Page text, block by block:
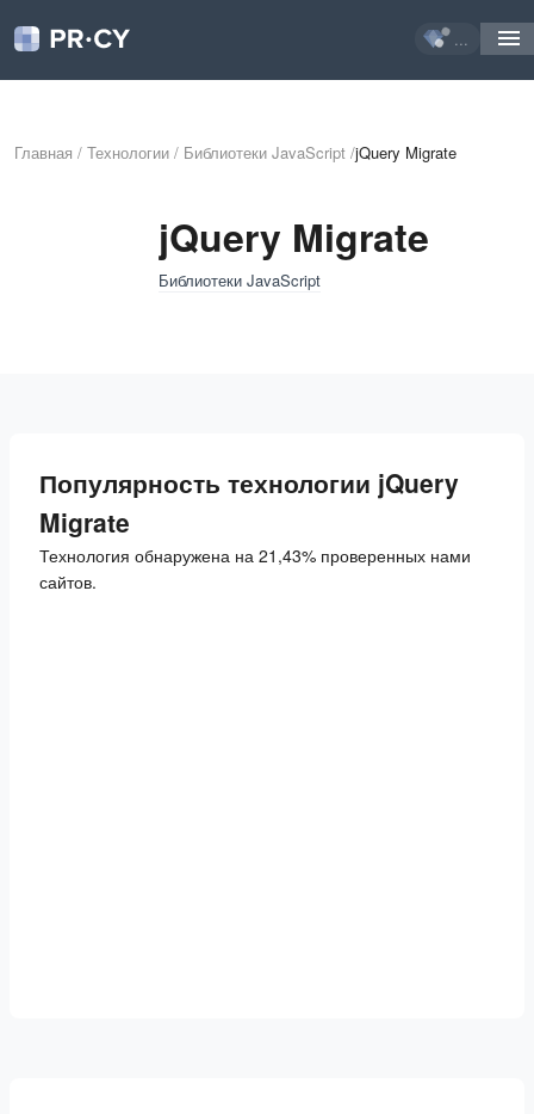
...
Главная / Технологии / Библиотеки JavaScript /jQuery Migrate
jQuery Migrate
Библиотеки JavaScript
Популярность технологии jQuery
Migrate
Технология обнаружена на 21,43% проверенных нами
сайтов.